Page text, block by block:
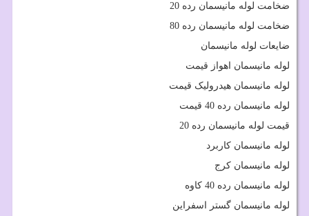
ضخامت لوله مانیسمان رده 20
ضخامت لوله مانیسمان رده 80
ضایعات لوله مانیسمان
لوله مانیسمان اهواز قیمت
لوله مانیسمان هیدرولیک قیمت
لوله مانیسمان رده 40 قیمت
قیمت لوله مانیسمان رده 20
لوله مانیسمان کاربرد
لوله مانیسمان کرج
لوله مانیسمان رده 40 کاوه
لوله مانیسمان گستر اسفراین